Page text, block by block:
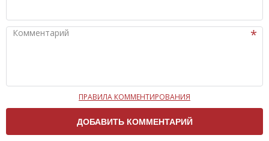
Комментарий
Чтобы ваш комментарий был опубликован на сайте,
вам нужно придерживаться следующих правил:
ПРАВИЛА КОММЕНТИРОВАНИЯ